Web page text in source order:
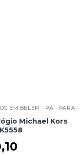
EM BELÉM - PA - PARÁ
Michael Kors